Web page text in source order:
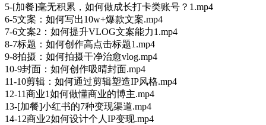
5-[加餐]毫无积累，如何做成长打卡类账号？1.mp4
6-5文案：如何写出10w+爆款文案.mp4
7-6文案2：如何提升VLOG文案能力1.mp4
8-7标题：如何创作高点击标题1.mp4
9-8拍摄：如何拍摄干净治愈vlog.mp4
10-9封面：如何创作吸晴封面.mp4
11-10剪辑：如何通过剪辑塑造IP风格.mp4
12-11商业1如何做懂商业的博主.mp4
13-[加餐]小红书的7种变现渠道.mp4
14-12商业2如何设计个人IP变现.mp4